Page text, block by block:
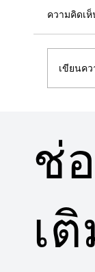
ช่
เ
ความคิดเ
เขียนค